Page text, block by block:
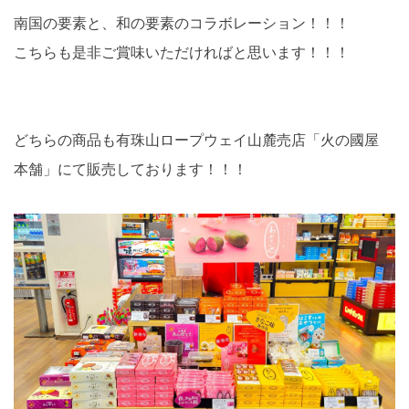
南国の要素と、和の要素のコラボレーション！！！
こちらも是非ご賞味いただければと思います！！！
どちらの商品も有珠山ロープウェイ山麓売店「火の國屋
本舗」にて販売しております！！！